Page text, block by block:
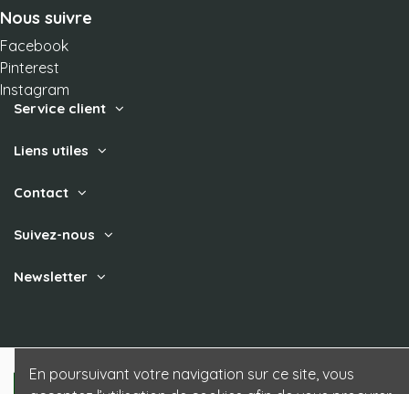
Nous suivre
Facebook
Pinterest
Instagram
Service client
Liens utiles
Contact
Suivez-nous
Newsletter
En poursuivant votre navigation sur ce site, vous